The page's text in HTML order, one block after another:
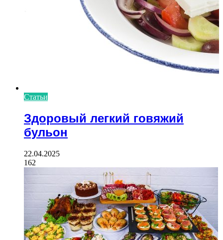
Статьи
Здоровый легкий говяжий
бульон
22.04.2025
162